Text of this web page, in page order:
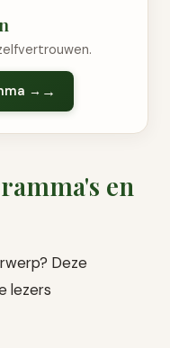
→
en
Deze
lezers